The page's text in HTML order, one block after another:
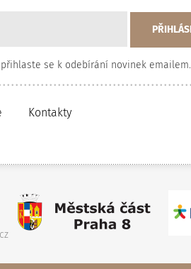
se k odebírání novinek emailem.
Kontakty